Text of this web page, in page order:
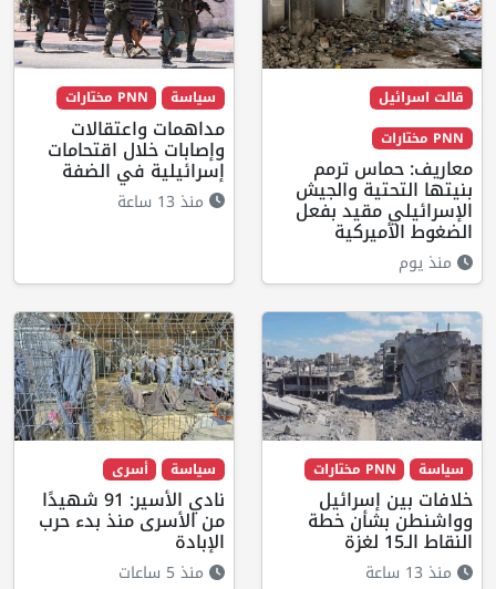
قالت اسرائيل
PNN مختارات
معاريف: حماس ترمم
بنيتها التحتية والجيش
الإسرائيلي مقيد بفعل
الضغوط الأميركية
منذ يوم
سياسة PNN مختارات
مداهمات واعتقالات
وإصابات خلال اقتحامات
إسرائيلية في الضفة
منذ 13 ساعة
سياسة PNN مختارات
خلافات بين إسرائيل
وواشنطن بشأن خطة
النقاط الـ15 لغزة
منذ 13 ساعة
سياسة أسرى
نادي الأسير: 91 شهيدًا
من الأسرى منذ بدء حرب
الإبادة
منذ 5 ساعات